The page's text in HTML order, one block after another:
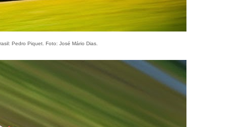
Pedro Piquet. Foto: José Mário Dias.